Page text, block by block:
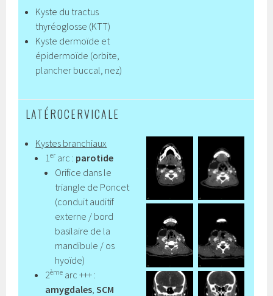
Kyste du tractus
thyréoglosse (KTT)
Kyste dermoïde et
épidermoïde (orbite,
plancher buccal, nez)
LATÉROCERVICALE
Kystes branchiaux
1er arc : parotide
Orifice dans le
triangle de Poncet
(conduit auditif
externe / bord
basilaire de la
mandibule / os
hyoïde)
2ème arc +++ :
amygdales ,SCM